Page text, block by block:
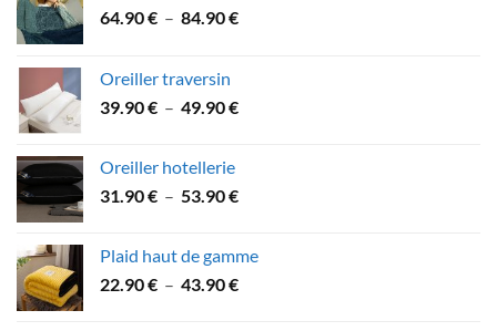
64.90€ – 84.90€Plage
à
Oreiller traversin
39.90€ – 49.90€Plage
à
Oreiller hotellerie
31.90€ – 53.90€Plage
31.90 €
à
Plaid haut de gamme
22.90€ – 43.90€Plage